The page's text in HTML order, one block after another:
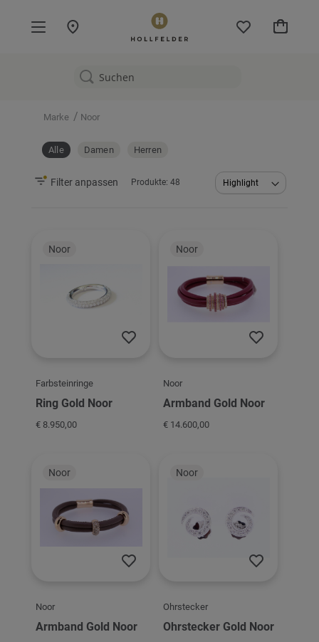
Mein
Marke / Noor
Alle Damen Herren
Produkte: 48
Noor
Farbsteinringe
Ring Gold Noor
€ 8.950,00
Noor
Noor
Armband Gold Noor
€ 14.600,00
Noor
Noor
Armband Gold Noor
Noor
Ohrstecker
Ohrstecker Gold Noor
Filter anpassen